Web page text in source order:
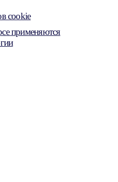
cookie
применяются